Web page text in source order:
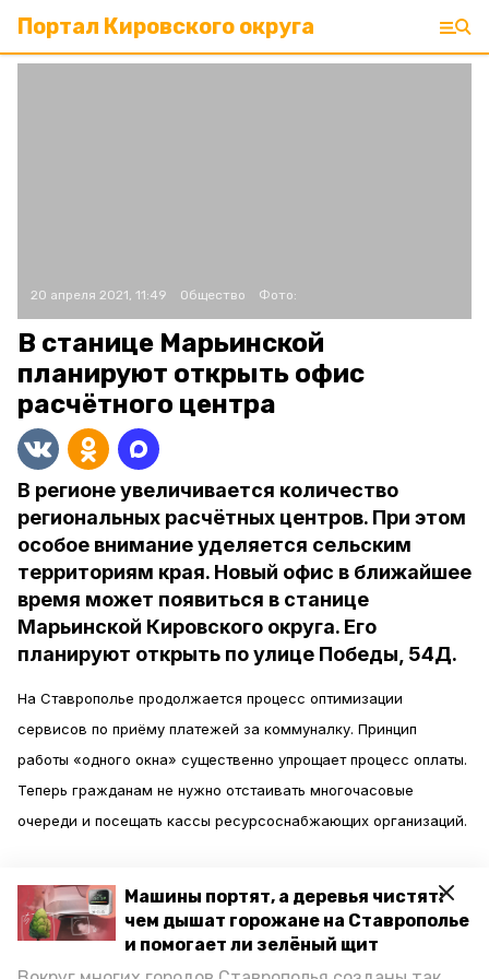
Машины портят, а деревья чистят:
чем дышат горожане на Ставрополье
и помогает ли зелёный щит
Портал Кировского округа
20 апреля 2021, 11:49 Общество Фото:
В станице Марьинской
планируют открыть офис
расчётного центра
В регионе увеличивается количество
региональных расчётных центров. При этом
особое внимание уделяется сельским
территориям края. Новый офис в ближайшее
время может появиться в станице
Марьинской Кировского округа. Его
планируют открыть по улице Победы, 54Д.
На Ставрополье продолжается процесс оптимизации
сервисов по приёму платежей за коммуналку. Принцип
работы «одного окна» существенно упрощает процесс оплаты.
Теперь гражданам не нужно отстаивать многочасовые
очереди и посещать кассы ресурсоснабжающих организаций.
Помимо оплаты услуг ЖКХ в расчётных центрах можно